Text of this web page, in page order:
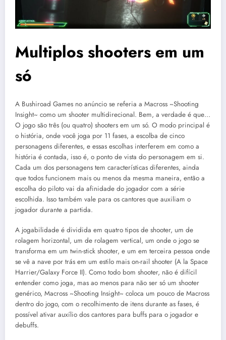
Multiplos shooters em um
só
A Bushiroad Games no anúncio se referia a Macross ~Shooting
Insight~ como um shooter multidirecional. Bem, a verdade é que…
O jogo são três (ou quatro) shooters em um só. O modo principal é
o história, onde você joga por 11 fases, a escolba de cinco
personagens diferentes, e essas escolhas interferem em como a
história é contada, isso é, o ponto de vista do personagem em si.
Cada um dos personagens tem características diferentes, ainda
que todos funcionem mais ou menos da mesma maneira, então a
escolha do piloto vai da afinidade do jogador com a série
escolhida. Isso também vale para os cantores que auxiliam o
jogador durante a partida.
A jogabilidade é dividida em quatro tipos de shooter, um de
rolagem horizontal, um de rolagem vertical, um onde o jogo se
transforma em um twin-stick shooter, e um em terceira pessoa onde
se vê a nave por trás em um estilo mais on-rail shooter (A la Space
Harrier/Galaxy Force II). Como todo bom shooter, não é difícil
entender como joga, mas ao menos para não ser só um shooter
genérico, Macross ~Shooting Insight~ coloca um pouco de Macross
dentro do jogo, com o recolhimento de itens durante as fases, é
possível ativar auxílio dos cantores para buffs para o jogador e
debuffs.